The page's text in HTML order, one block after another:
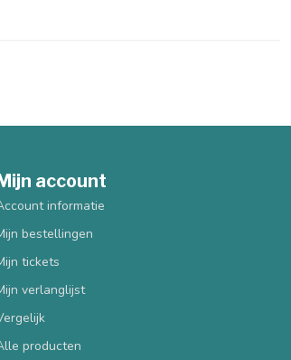
account
informatie
bestellingen
tickets
verlanglijst
producten